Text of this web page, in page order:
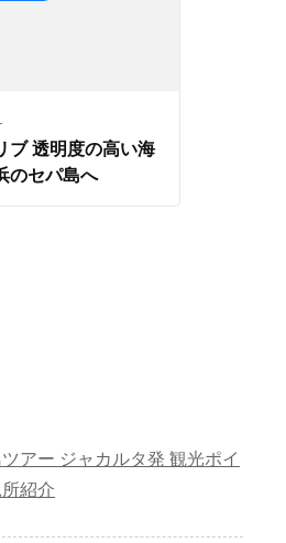
ブ 透明度の高い海
のセパ島へ
アー ジャカルタ発 観光ポイ
紹介